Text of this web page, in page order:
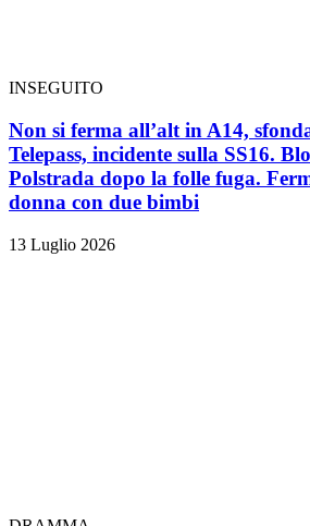
INSEGUITO
Non si ferma all’alt in A14,
Telepass, incidente sulla SS16.
Polstrada dopo la folle fuga.
donna con due bimbi
13 Luglio 2026